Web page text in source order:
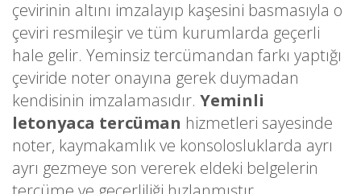
çevirinin altını imzalayıp kaşesini basmasıyla o
çeviri resmileşir ve tüm kurumlarda geçerli
hale gelir. Yeminsiz tercümandan farkı yaptığı
çeviride noter onayına gerek duymadan
kendisinin imzalamasıdır. Yeminli
letonyaca tercüman hizmetleri sayesinde
noter, kaymakamlık ve konsolosluklarda ayrı
ayrı gezmeye son vererek eldeki belgelerin